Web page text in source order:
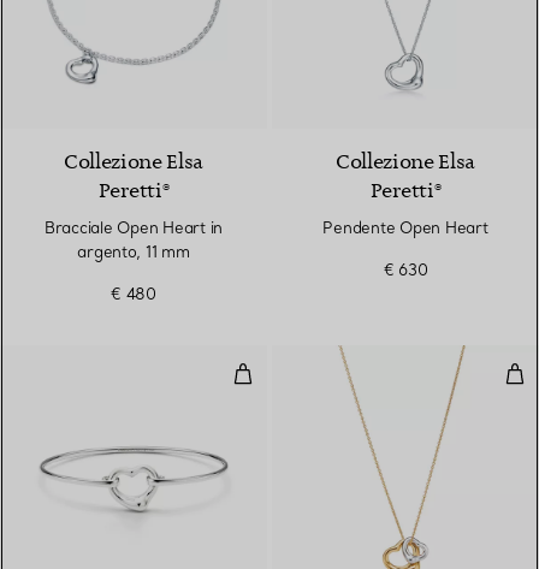
Collezione Elsa
Peretti®
Bracciale Open Heart in
argento, 11 mm
€ 480
Collezione Elsa
Peretti®
Pendente Open Heart
€ 630
Bracciale Open Heart in